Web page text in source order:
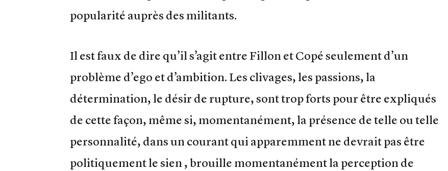
popularité auprès des militants.
Il est faux de dire qu’il s’agit entre Fillon et Copé seulement d’un
problème d’ego et d’ambition. Les clivages, les passions, la
détermination, le désir de rupture, sont trop forts pour être expliqués
de cette façon, même si, momentanément, la présence de telle ou telle
personnalité, dans un courant qui apparemment ne devrait pas être
politiquement le sien , brouille momentanément la perception de